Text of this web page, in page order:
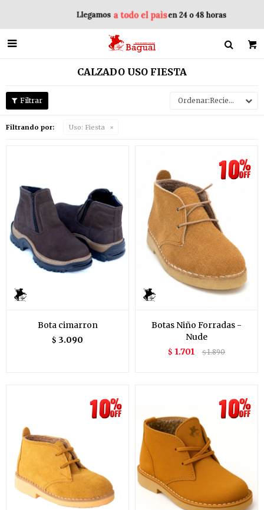

CALZADO USO FIESTA
Recientes
Filtrando por: Uso: Fiesta
Bota cimarron
$ 3.090
Botas Niño Forradas -
Nude
$ 1.701 $1.890